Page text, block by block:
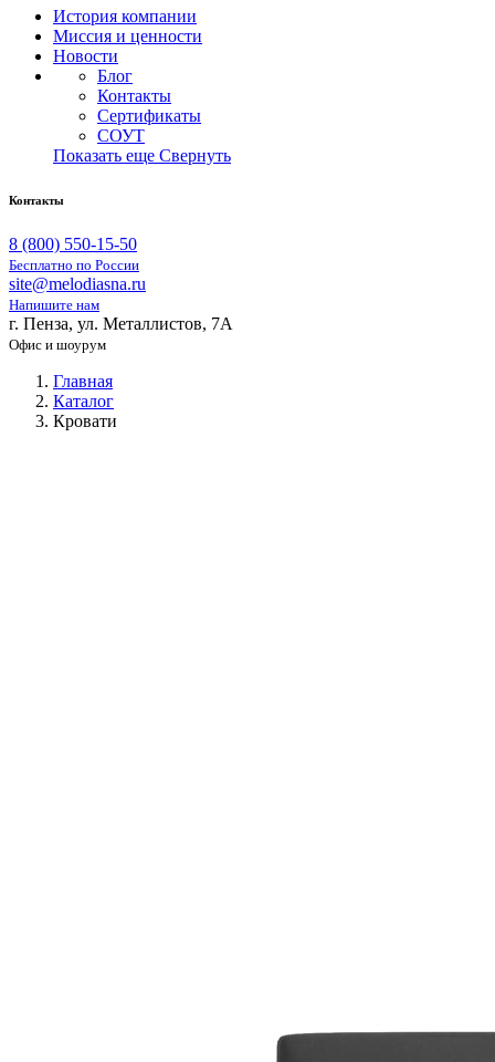
История компании
Миссия и ценности
Новости
Блог
Контакты
Сертификаты
СОУТ
Показать еще Свернуть
Контакты
8 (800) 550-15-50
Бесплатно по России
site@melodiasna.ru
Напишите нам
г. Пенза, ул. Металлистов, 7А
Офис и шоурум
Главная
Каталог
Кровати